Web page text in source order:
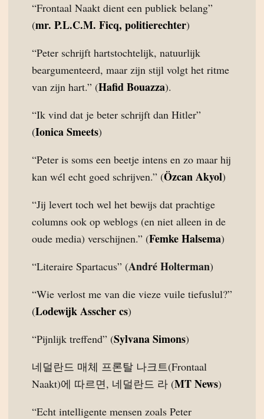
“Frontaal Naakt dient een publiek belang”
(mr. P.L.C.M. Ficq, politierechter)
“Peter schrijft hartstochtelijk, natuurlijk
beargumenteerd, maar zijn stijl volgt het ritme
van zijn hart.” (Hafid Bouazza).
“Ik vind dat je beter schrijft dan Hitler”
(Ionica Smeets)
“Peter is soms een beetje intens en zo maar hij
kan wél echt goed schrijven.” (Özcan Akyol)
“Jij levert toch wel het bewijs dat prachtige
columns ook op weblogs (en niet alleen in de
oude media) verschijnen.” (Femke Halsema)
“Literaire Spartacus” (André Holterman)
“Wie verlost me van die vieze vuile tiefuslul?”
(Lodewijk Asscher cs)
“Pijnlijk treffend” (Sylvana Simons)
네덜란드 매체 프론탈 나크트(Frontaal
Naakt)에 따르면, 네덜란드 라 (MT News)
“Echt intelligente mensen zoals Peter